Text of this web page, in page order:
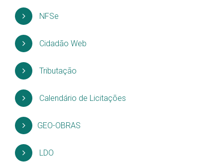
NFSe
Cidadão Web
Tributação
Calendário de Licitações
GEO-OBRAS
LDO